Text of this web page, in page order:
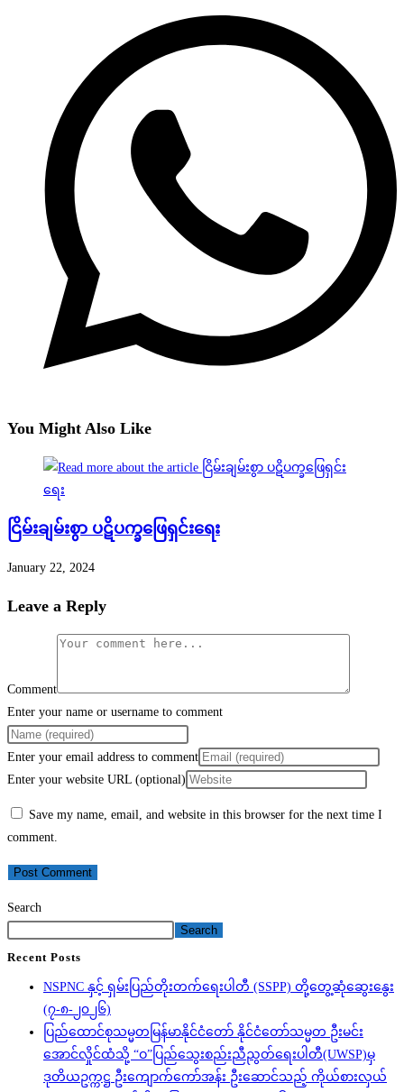
You Might Also Like
ငြိမ်းချမ်းစွာ ပဋိပက္ခဖြေရှင်းရေး
January 22, 2024
Leave a Reply
Comment
Enter your name or username to comment
Enter your email address to comment
Enter your website URL (optional)
Save my name, email, and website in this browser for the next time I
comment.
Search
Search
Recent Posts
NSPNC နှင့် ရှမ်းပြည်တိုးတက်ရေးပါတီ (SSPP) တို့တွေ့ဆုံဆွေးနွေး
(၇-၈-၂၀၂၆)
ပြည်ထောင်စုသမ္မတမြန်မာနိုင်ငံတော် နိုင်ငံတော်သမ္မတ ဦးမင်း
အောင်လှိုင်ထံသို့ “ဝ”ပြည်သွေးစည်းညီညွတ်ရေးပါတီ(UWSP)မှ
ဒုတိယဥက္ကဋ္ဌ ဦးကျောက်ကော်အန်း ဦးဆောင်သည့် ကိုယ်စားလှယ်